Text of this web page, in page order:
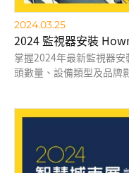
2024.03.25
2024 監視器安裝
掌握2024年最新監視器
頭數量、設備類型及品牌
確保您的安全投資物有所